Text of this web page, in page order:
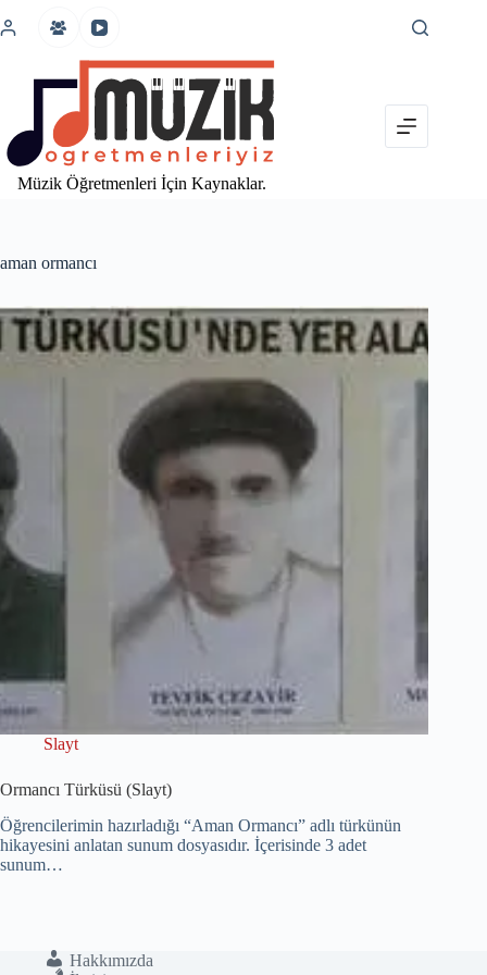
atla
Müzik Öğretmenleri İçin Kaynaklar.
aman ormancı
Slayt
Ormancı Türküsü (Slayt)
Öğrencilerimin hazırladığı “Aman Ormancı” adlı türkünün
hikayesini anlatan sunum dosyasıdır. İçerisinde 3 adet
sunum…
Hakkımızda